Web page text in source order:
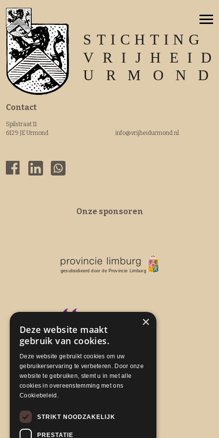
Contact
Spilstraat 11
6129 JE Urmond
info@vrijheidurmond.nl
Onze sponsoren
×
Deze website maakt
gebruik van cookies.
Deze website gebruikt cookies om uw
gebruikerservaring te verbeteren. Door onze
website te gebruiken, stemt u in met alle
cookies in overeenstemming met ons
Cookiebeleid.
STRIKT NOODZAKELIJK
PRESTATIE